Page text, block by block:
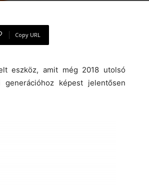
Copy URL
eszköz, amit még 2018 utolsó
képest jelentősen